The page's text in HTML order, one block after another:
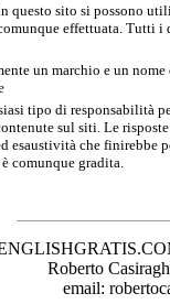
questo sito si possono
effettuata. Tutti
un marchio e un
tipo di responsabilità
sul siti. Le
esaustività che finirebbe
comunque gradita.
Roberto
email: